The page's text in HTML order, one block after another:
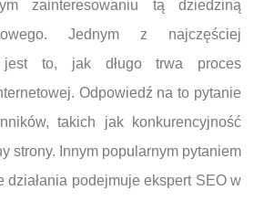
zainteresowaniu tą dziedziną
Jednym z najczęściej
jest to, jak długo trwa proces
Odpowiedź na to pytanie
takich jak konkurencyjność
strony. Innym popularnym pytaniem
działania podejmuje ekspert SEO w